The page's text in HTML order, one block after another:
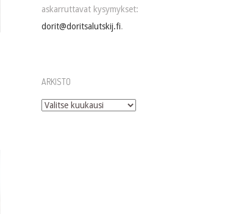
askarruttavat kysymykset:
dorit@doritsalutskij.fi.
ARKISTO
Arkisto